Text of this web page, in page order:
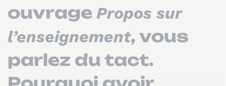
ouvrage Propos sur
l’enseignement, vous
parlez du tact.